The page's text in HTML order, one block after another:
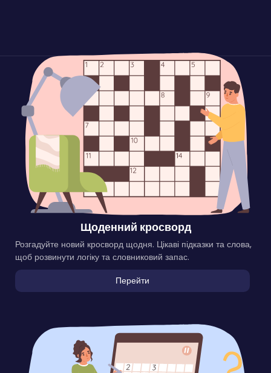
Щоденний кросворд
Розгадуйте новий кросворд щодня. Цікаві підказки та слова,
щоб розвинути логіку та словниковий запас.
Перейти